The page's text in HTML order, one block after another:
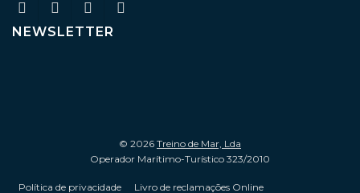
NEWSLETTER
© 2026 Treino de Mar, Lda
Operador Marítimo-Turístico 323/2010
Política de privacidade Livro de reclamações Online